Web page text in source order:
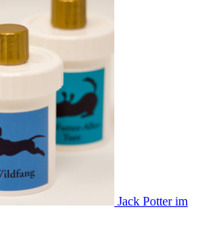
Jack Potter im